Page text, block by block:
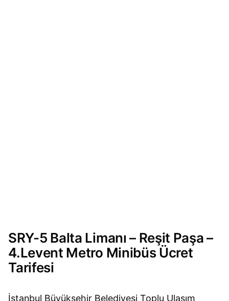
SRY-5 Balta Limanı – Reşit Paşa –
4.Levent Metro Minibüs Ücret
Tarifesi
İstanbul Büyükşehir Belediyesi Toplu Ulaşım